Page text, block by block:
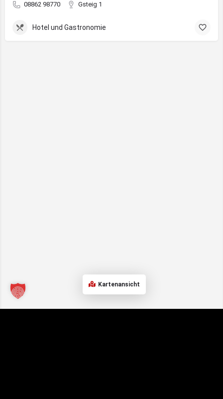
08862 98770 Gsteig 1
Hotel und Gastronomie
Kartenansicht